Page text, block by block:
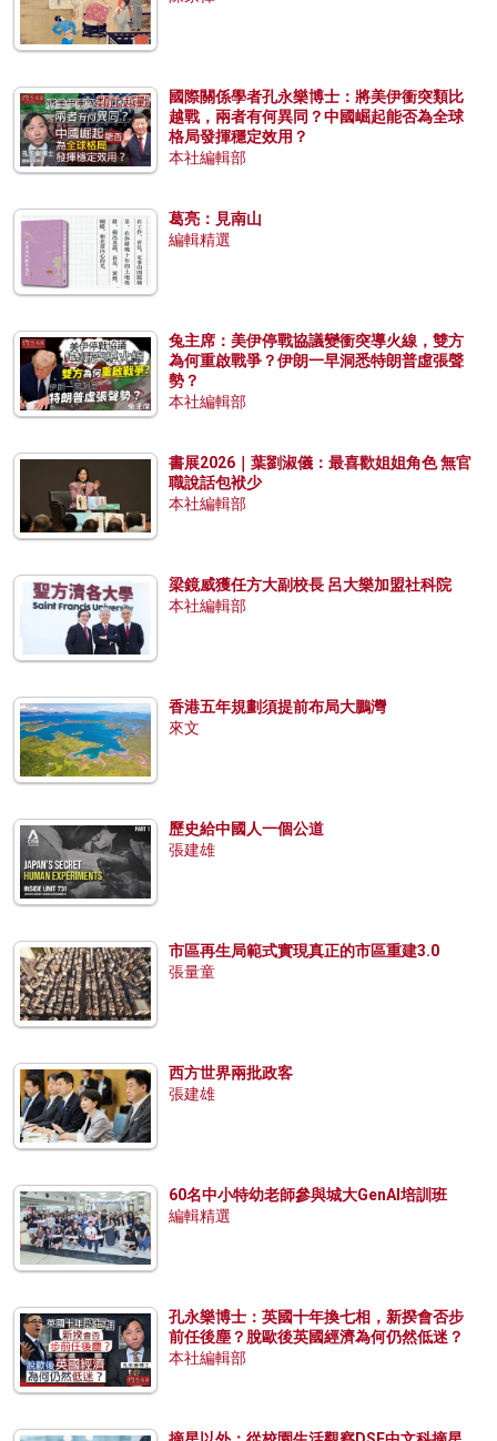
國際關係學者孔永樂博士：將美伊衝突類比
越戰，兩者有何異同？中國崛起能否為全球
格局發揮穩定效用？
本社編輯部
葛亮：見南山
編輯精選
兔主席：美伊停戰協議變衝突導火線，雙方
為何重啟戰爭？伊朗一早洞悉特朗普虛張聲
勢？
本社編輯部
書展2026｜葉劉淑儀：最喜歡姐姐角色 無官
職說話包袱少
本社編輯部
梁鏡威獲任方大副校長 呂大樂加盟社科院
本社編輯部
香港五年規劃須提前布局大鵬灣
來文
歷史給中國人一個公道
張建雄
市區再生局範式實現真正的市區重建3.0
張量童
西方世界兩批政客
張建雄
60名中小特幼老師參與城大GenAI培訓班
編輯精選
孔永樂博士：英國十年換七相，新揆會否步
前任後塵？脫歐後英國經濟為何仍然低迷？
本社編輯部